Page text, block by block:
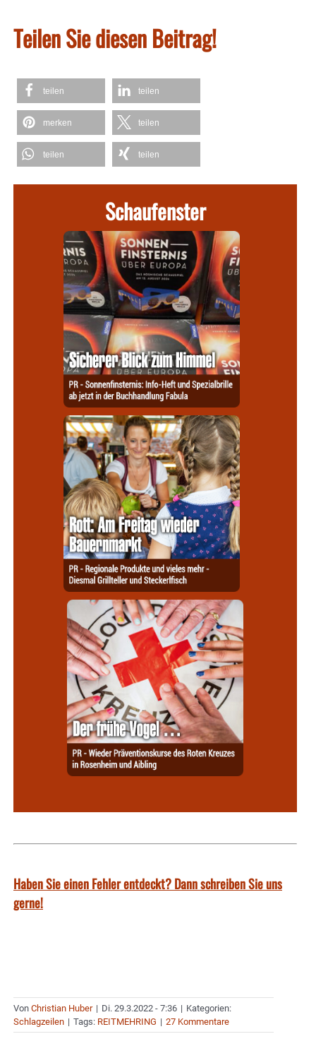
Teilen Sie diesen Beitrag!
teilen teilen
merken teilen
teilen teilen
Schaufenster
Haben Sie einen Fehler entdeckt? Dann schreiben Sie uns
gerne!
Von Christian Huber | Di. 29.3.2022 - 7:36 | Kategorien:
Schlagzeilen | Tags: REITMEHRING | 27 Kommentare